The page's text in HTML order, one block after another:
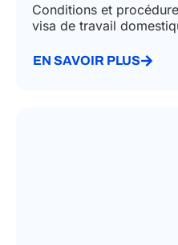
Conditions et
visa de travail
EN SAVOIR PLUS